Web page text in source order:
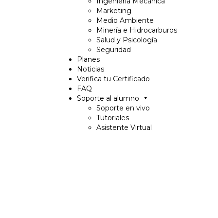
Marketing
Medio Ambiente
Minería e Hidrocarburos
Salud y Psicología
Seguridad
Planes
Noticias
Verifica tu Certificado
FAQ
Soporte al alumno
Soporte en vivo
Tutoriales
Asistente Virtual